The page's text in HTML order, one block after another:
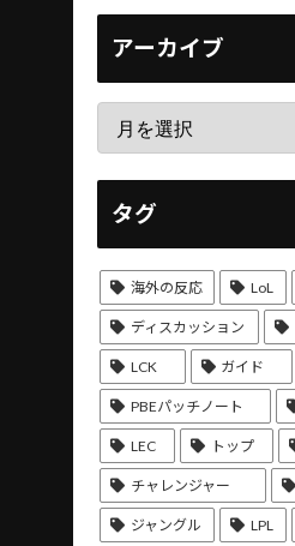
アーカイブ
タグ
海外の反応 LoL
ディスカッション
LCK ガイド
PBEパッチノート
LEC トップ
チャレンジャー
ジャングル LPL